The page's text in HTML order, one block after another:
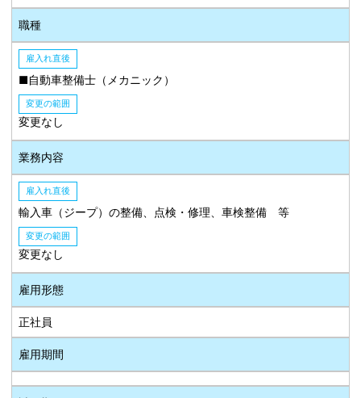
職種
雇入れ直後
■自動車整備士（メカニック）
変更の範囲
変更なし
業務内容
雇入れ直後
輸入車（ジープ）の整備、点検・修理、車検整備 等
変更の範囲
変更なし
雇用形態
正社員
雇用期間